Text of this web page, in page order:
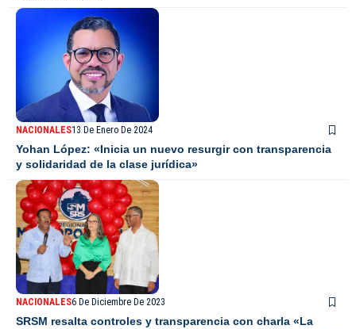
NACIONALES13 De Enero De 2024
Yohan López: «Inicia un nuevo resurgir con transparencia
y solidaridad de la clase jurídica»
NACIONALES6 De Diciembre De 2023
SRSM resalta controles y transparencia con charla «La